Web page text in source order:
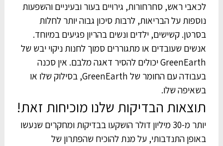
לכאבי ראש, סחרחורות, גירויים בעור ובעיניים והשפעות
נוספות על הבריאות, לרבות סיכון גבוה יותר לחלות
בסרטן. קשישים, ילדים ונשים בהריון פגיעים במיוחד.
אנשים שעובדים או מתגוררים סמוך לחנות ניקוי יבש של
GreenEarth יכולים להסיר דאגה מלבם. אין סכנה
בעבודה עם החומר של GreenEarth, בסילוק שלו או
בשאיפה שלו.
תוצאות הבדיקות שלנו מוכיחות זאת!
יותר מ-30 מיליון דולר הושקעו בבדיקות ומחקרים שנעשו
באופן התנדבותי, על מנת להוכיח שהפתרון של